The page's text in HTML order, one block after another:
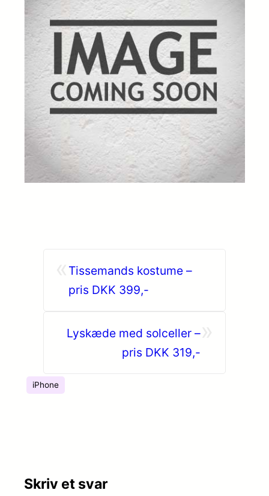
Tissemands kostume –
pris DKK 399,-
Lyskæde med solceller –
pris DKK 319,-
iPhone
Skriv et svar